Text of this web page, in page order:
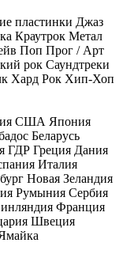
пластинки Джаз
Краутрок Метал
Поп Прог / Арт
рок Саундтреки
Хард Рок Хип-Хоп
США Япония
Беларусь
ГДР Греция Дания
Италия
Новая Зеландия
Румыния Сербия
Франция
Швеция